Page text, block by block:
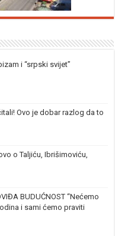
i “srpski svijet”
Ovo je dobar razlog da to
o Taljiću, Ibrišimoviću,
BUDUĆNOST “Nećemo
i sami ćemo praviti